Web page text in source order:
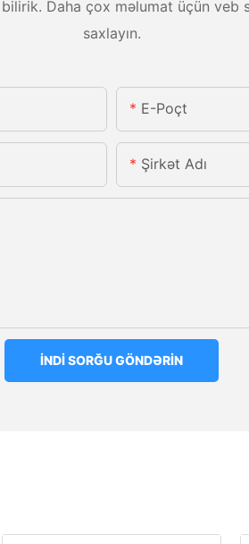
Daha çox məlumat üçün
saxlayın.
E-Poçt
Şirkət Adı
İNDI SORĞU GÖNDƏRIN